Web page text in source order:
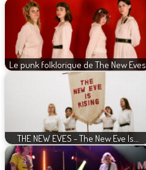
Le punk folklorique de The New Eves
THE NEW EVES - The New Eve Is…